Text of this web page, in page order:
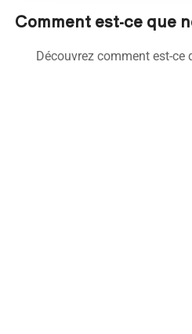
Comment est-ce que
Découvrez comment est-